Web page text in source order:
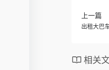
上一篇
出租大巴
相关